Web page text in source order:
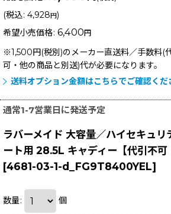
(税込: 4,928円)
希望小売価格: 6,400 円
※1,500円(税別)のメーカー直送料／手数料(
可・他の商品と別送)代が必要になります。
送料オプション金額はこちらでご確認くだ
通常1-7営業日に発送予定
ラバーメイド 大容量／ハイセキュリ
ート用 28.5L キャディー【代引不可
[4681-03-1-d_FG9T8400YEL]
数量: 個